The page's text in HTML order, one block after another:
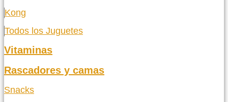
Kong
Todos los Juguetes
Vitaminas
Rascadores y camas
Snacks